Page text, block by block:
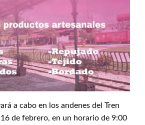
a cabo en los andenes del Tren
de febrero, en un horario de 9:00